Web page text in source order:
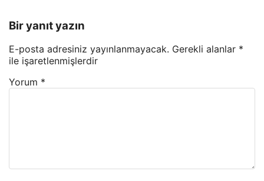
Bir yanıt yazın
E-posta adresiniz yayınlanmayacak. Gerekli alanlar *
ile işaretlenmişlerdir
Yorum *